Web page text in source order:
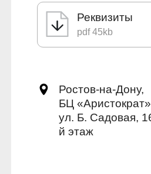
Реквизиты
pdf 45kb
Ростов-на-Дону,
БЦ
ул. Б. Садовая,
й этаж